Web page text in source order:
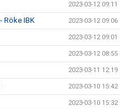
2023-03-12 09:11
Röke IBK 2023-03-12 09:06
2023-03-12 09:01
2023-03-12 08:55
2023-03-11 12:19
2023-03-10 15:42
2023-03-10 15:32